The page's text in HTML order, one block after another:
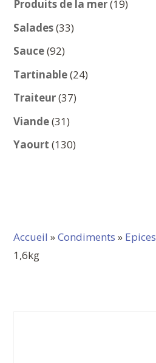
Produits de la mer 1919
Salades 3333
Sauce 9292
produits
Tartinable 2424
Traiteur 3737
Viande 3131
produits
Yaourt 130130
Accueil »Condiments » Epices
1,6kg